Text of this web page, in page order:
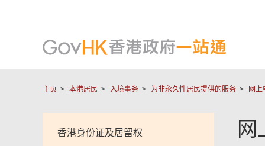
主页 本港居民 入境事务 为非永久性居民提供的服务 网上
香港身份证及居留权
网